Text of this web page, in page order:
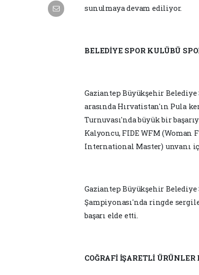
sunulmaya devam ediliyor.
BELEDİYE SPOR KULÜBÜ
Gaziantep Büyükşehir
arasında Hırvatistan'ın Pula
Turnuvası'nda büyük bir
Kalyoncu, FIDE WFM (Woman
International Master) unvanı
Gaziantep Büyükşehir
Şampiyonası'nda ringde
başarı elde etti.
COĞRAFİ İŞARETLİ